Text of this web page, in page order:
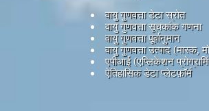
वायु गुणवत्ता डेटा स्रोत
वायु गुणवत्ता सूचकांक गणना
वायु गुणवत्ता पूर्वानुमान
वायु गुणवत्ता उत्पाद (मास्क,
एपीआई (एप्लिकेशन
ऐतिहासिक डेटा प्लेटफ़ॉर्म